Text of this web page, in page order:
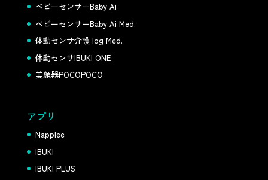
ベビーセンサーBaby Ai
ベビーセンサーBaby Ai Med.
体動センサ介護 log Med.
体動センサIBUKI ONE
美顔器POCOPOCO
アプリ
Napplee
IBUKI
IBUKI PLUS